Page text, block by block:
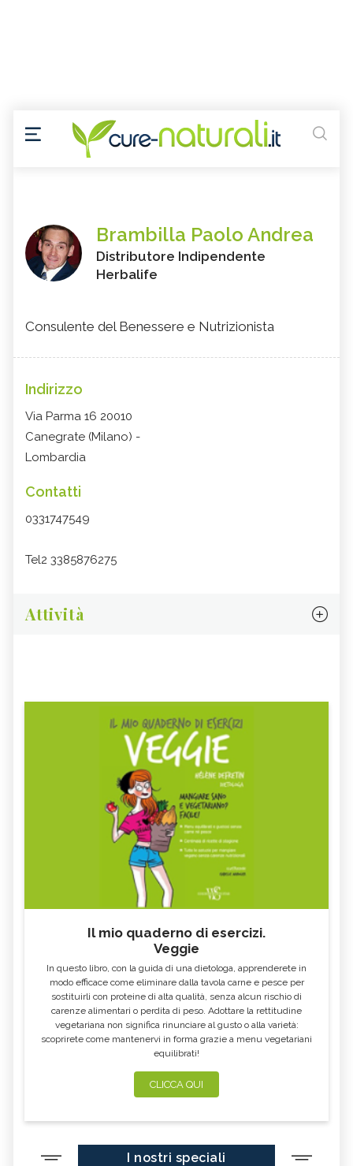
Brambilla Paolo Andrea
Distributore Indipendente
Herbalife
Consulente del Benessere e Nutrizionista
Indirizzo
Via Parma 16 20010
Canegrate (Milano) -
Lombardia
Contatti
0331747549
Tel2 3385876275
Attività
Il mio quaderno di esercizi.
Veggie
In questo libro, con la guida di una dietologa, apprenderete in
modo efficace come eliminare dalla tavola carne e pesce per
sostituirli con proteine di alta qualità, senza alcun rischio di
carenze alimentari o perdita di peso. Adottare la rettitudine
vegetariana non significa rinunciare al gusto o alla varietà:
scoprirete come mantenervi in forma grazie a menu vegetariani
equilibrati!
CLICCA QUI
I nostri speciali